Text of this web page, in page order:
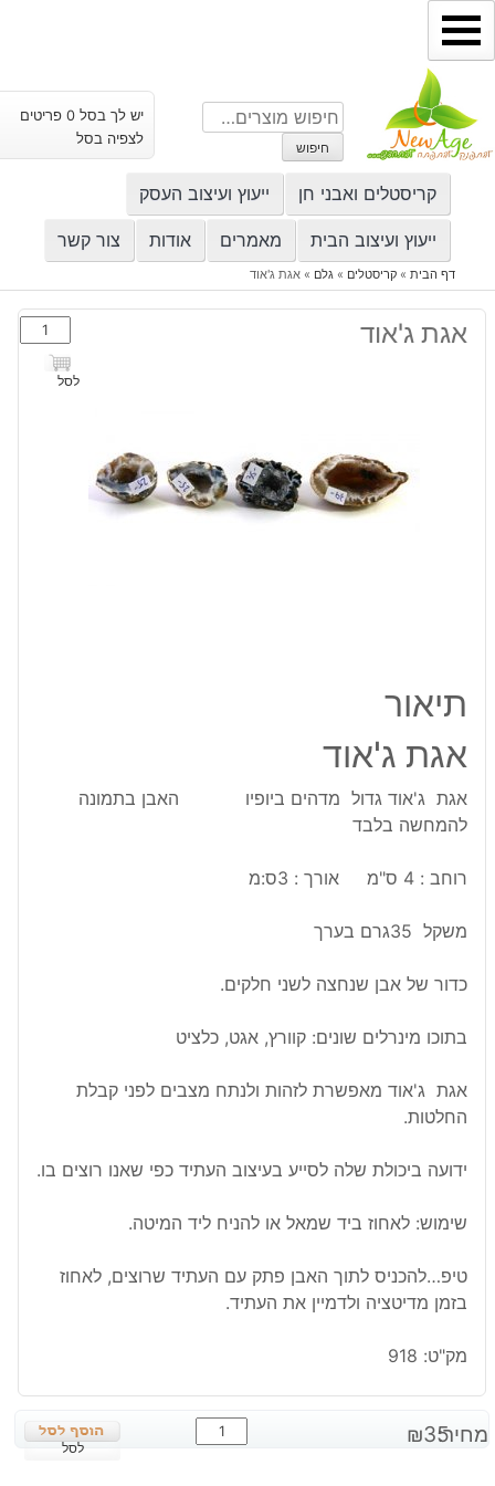
דילוג
לתוכן
חיפוש
עבור:
חיפוש
יש לך בסל 0 פריטים
לצפיה בסל
קריסטלים ואבני חן ייעוץ ועיצוב העסק
ייעוץ ועיצוב הבית מאמרים אודות צור קשר
דף הבית» קריסטלים » גלם » אגת ג'אוד
אגת ג'אוד
כמות
של
אגת
לסל
תיאור
אגת ג'אוד
אגת ג'אוד גדול מדהים ביופיו האבן בתמונה
להמחשה בלבד
רוחב : 4 ס"מ אורך : 3ס:מ
משקל 35גרם בערך
כדור של אבן שנחצה לשני חלקים.
בתוכו מינרלים שונים: קוורץ, אגט, כלציט
אגת ג'אוד מאפשרת לזהות ולנתח מצבים לפני קבלת
החלטות.
ידועה ביכולת שלה לסייע בעיצוב העתיד כפי שאנו רוצים בו.
שימוש: לאחוז ביד שמאל או להניח ליד המיטה.
טיפ…להכניס לתוך האבן פתק עם העתיד שרוצים, לאחוז
בזמן מדיטציה ולדמיין את העתיד.
מק"ט: 918
מחיר: ₪35
כמות
של
לסל